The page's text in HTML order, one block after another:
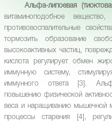
Альфа-липоевая
витаминоподобное
противовоспалительные
тормозить образование
высокоактивных частиц,
кислота регулирует обмен
иммунную систему,
иммунного ответа [3].
повышению физической
веса и наращиванию мышечной
процессы старения [4],